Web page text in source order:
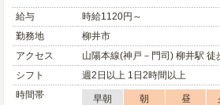
給与
時給1120円～
勤務地
柳井市
アクセス
山陽本線(神戸－門司) 柳井駅 徒
シフト
週2日以上 1日2時間以上
時間帯
早朝 朝 昼